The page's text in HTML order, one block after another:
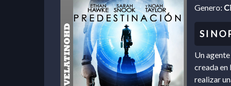
Genero:
Un
creada en
realizar